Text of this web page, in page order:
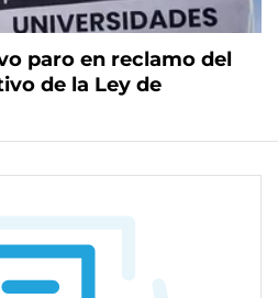
paro en reclamo del
de la Ley de